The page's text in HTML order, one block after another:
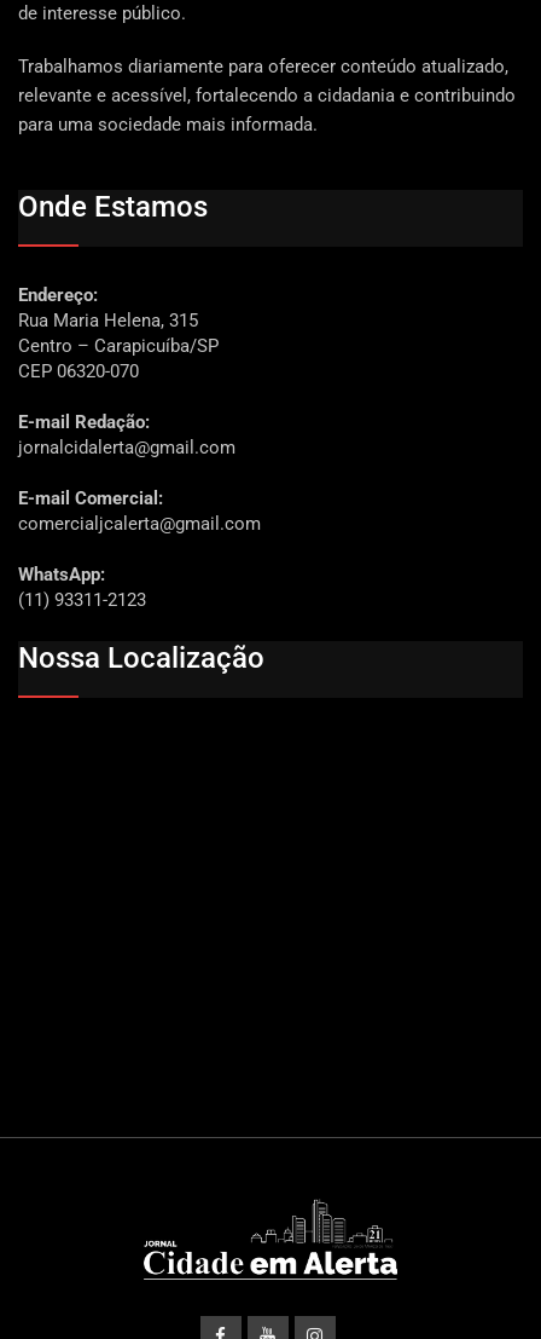
de interesse público.
Trabalhamos diariamente para oferecer conteúdo atualizado,
relevante e acessível, fortalecendo a cidadania e contribuindo
para uma sociedade mais informada.
Onde Estamos
Endereço:
Rua Maria Helena, 315
Centro – Carapicuíba/SP
CEP 06320-070
E-mail Redação:
jornalcidalerta@gmail.com
E-mail Comercial:
comercialjcalerta@gmail.com
WhatsApp:
(11) 93311-2123
Nossa Localização